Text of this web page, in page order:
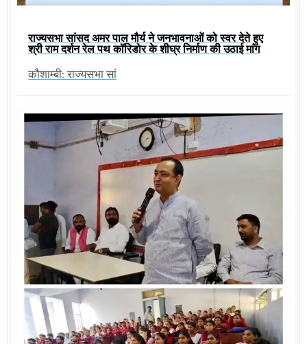
राज्यसभा सांसद अमर पाल मौर्य ने जनभावनाओं को स्वर देते हुए
श्री राम दर्शन रेल पथ कॉरिडोर के शीघ्र निर्माण की उठाई मांग
कौशाम्बी: राज्यसभा सां